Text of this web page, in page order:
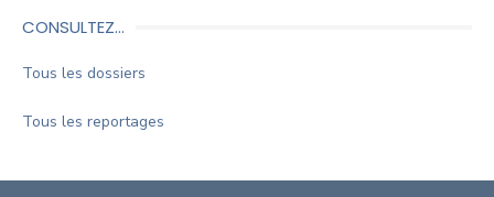
CONSULTEZ…
Tous les dossiers
Tous les reportages